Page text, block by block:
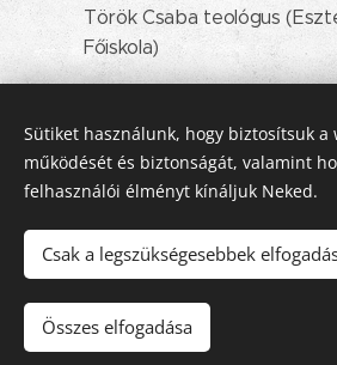
Török Csaba teológus
Főiskola)
Share
© 2016-2026 Pécsi Görögkatolikus
Az oldalt a
Sütiket használunk, hogy biztosítsuk
működését és biztonságát, valamint
felhasználói élményt kínáljuk Neked.
Csak a legszükségesebbek
Összes elfogadása